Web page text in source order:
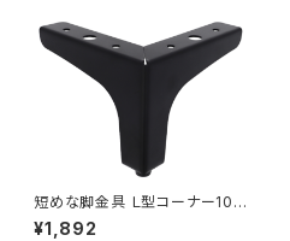
短めな脚金具 Ｌ型コーナー100
ブラック ４本セット（70-553W）
¥1,892